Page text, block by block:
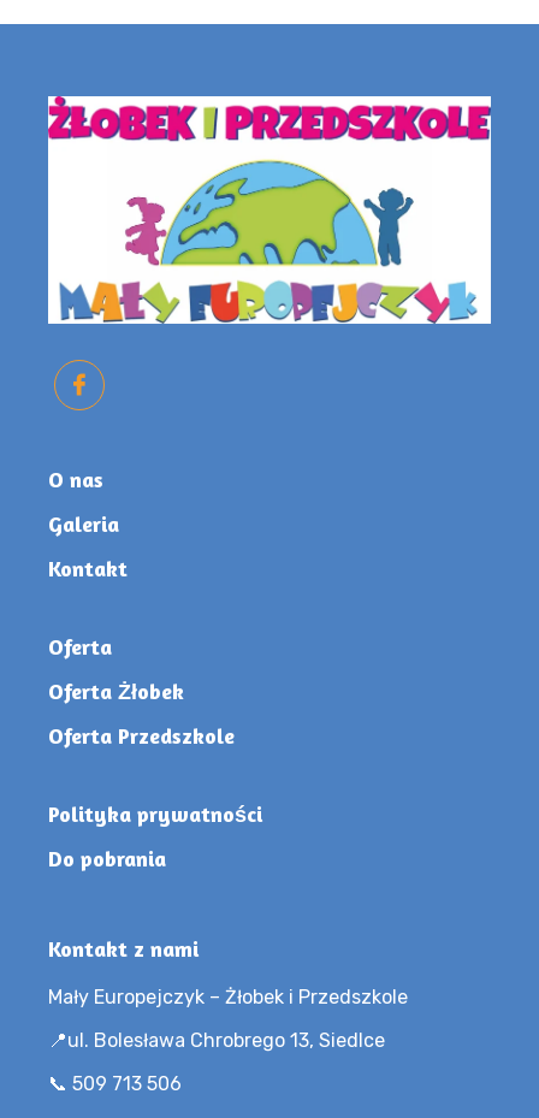
O nas
Galeria
Kontakt
Oferta
Oferta Żłobek
Oferta Przedszkole
Polityka prywatności
Do pobrania
Kontakt z nami
Mały Europejczyk – Żłobek i Przedszkole
📍ul. Bolesława Chrobrego 13, Siedlce
📞 509 713 506